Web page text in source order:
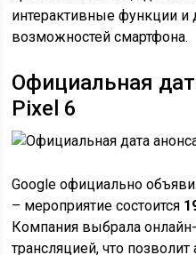
интерактивные функции
возможностей смартфона.
Официальная
Pixel 6
Google официально
– мероприятие состоится
Компания выбрала
трансляцией, что